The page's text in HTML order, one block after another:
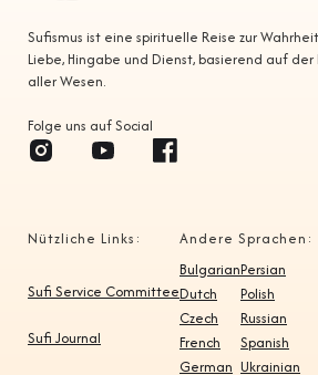
Sufismus ist eine spirituelle Reise zur
Liebe, Hingabe und Dienst, basierend auf der
aller Wesen.
Folge uns auf Social
Nützliche Links:
Sufi Service Committee
Sufi Journal
Andere Sprachen:
Bulgarian
Dutch
Czech
French
German
Persian
Polish
Russian
Spanish
Ukrainian